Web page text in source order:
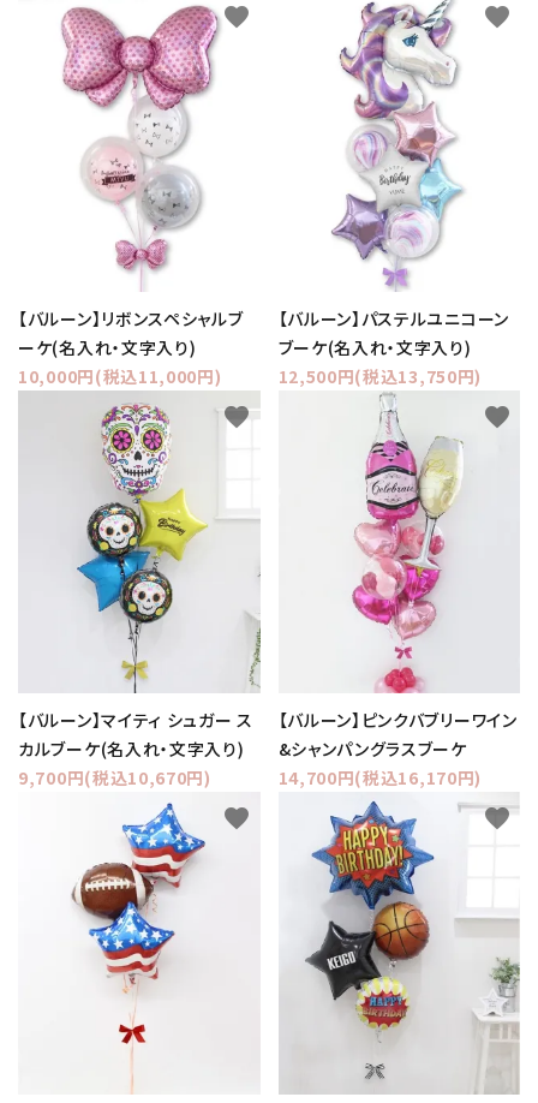
【バルーン】リボンスペシャルブ
ーケ(名入れ・文字入り)
10,000円(税込11,000円)
favorite
【バルーン】パステルユニコーン
ブーケ(名入れ・文字入り)
12,500円(税込13,750円)
favorite
【バルーン】マイティ シュガー ス
カルブーケ(名入れ・文字入り)
9,700円(税込10,670円)
favorite
【バルーン】ピンクバブリーワイン
&シャンパングラスブーケ
14,700円(税込16,170円)
favorite
favorite favorite